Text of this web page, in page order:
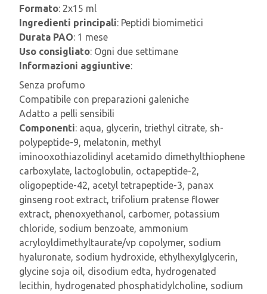
Formato: 2x15 ml
Ingredienti principali: Peptidi biomimetici
Durata PAO: 1 mese
Uso consigliato: Ogni due settimane
Informazioni aggiuntive:
Senza profumo
Compatibile con preparazioni galeniche
Adatto a pelli sensibili
Componenti: aqua, glycerin, triethyl citrate, sh-
polypeptide-9, melatonin, methyl
iminooxothiazolidinyl acetamido dimethylthiophene
carboxylate, lactoglobulin, octapeptide-2,
oligopeptide-42, acetyl tetrapeptide-3, panax
ginseng root extract, trifolium pratense flower
extract, phenoxyethanol, carbomer, potassium
chloride, sodium benzoate, ammonium
acryloyldimethyltaurate/vp copolymer, sodium
hyaluronate, sodium hydroxide, ethylhexylglycerin,
glycine soja oil, disodium edta, hydrogenated
lecithin, hydrogenated phosphatidylcholine, sodium